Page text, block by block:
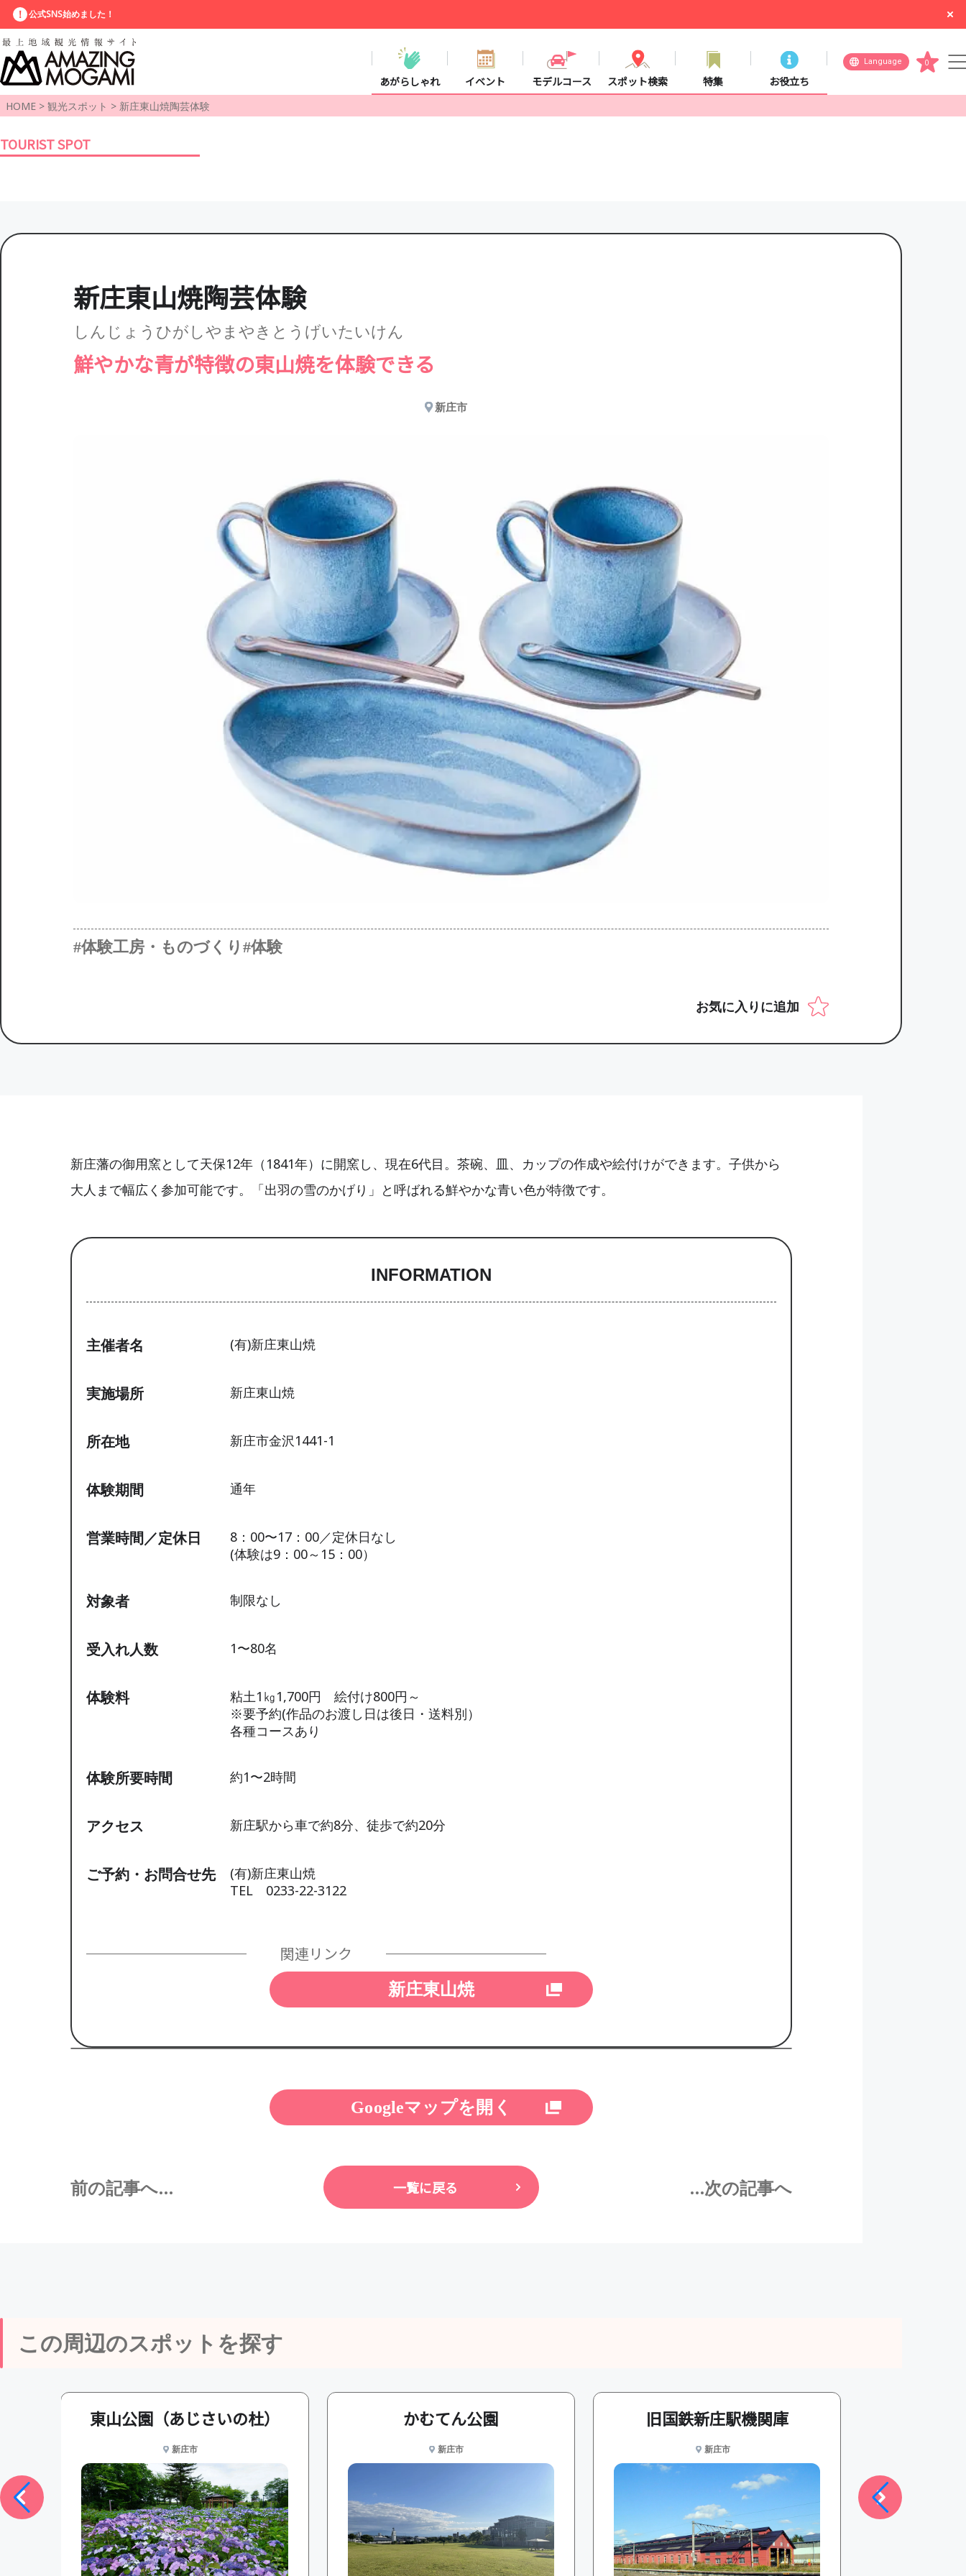
公式SNS始めました！
あがらしゃれ イベント モデルコース スポット検索 特集 お役立ち
Language 0
HOME > 観光スポット > 新庄東山焼陶芸体験
TOURIST SPOT
新庄東山焼陶芸体験
しんじょうひがしやまやきとうげいたいけん
鮮やかな青が特徴の東山焼を体験できる
新庄市
#体験工房・ものづくり #体験
お気に入りに追加
新庄藩の御用窯として天保12年（1841年）に開窯し、現在6代目。茶碗、皿、カップの作成や絵付けができます。子供から
大人まで幅広く参加可能です。「出羽の雪のかげり」と呼ばれる鮮やかな青い色が特徴です。
INFORMATION
主催者名 (有)新庄東山焼
実施場所 新庄東山焼
所在地 新庄市金沢1441-1
体験期間 通年
営業時間／定休日
8：00〜17：00／定休日なし
(体験は9：00～15：00）
対象者 制限なし
受入れ人数 1〜80名
体験料
粘土1㎏1,700円 絵付け800円～
※要予約(作品のお渡し日は後日・送料別）
各種コースあり
体験所要時間 約1〜2時間
アクセス 新庄駅から車で約8分、徒歩で約20分
ご予約・お問合せ先
(有)新庄東山焼
TEL 0233-22-3122
関連リンク
新庄東山焼
Googleマップを開く
前の記事へ... 一覧に戻る ...次の記事へ
この周辺のスポットを探す
東山公園（あじさいの杜）
新庄市
かむてん公園
新庄市
旧国鉄新庄駅機関庫
新庄市